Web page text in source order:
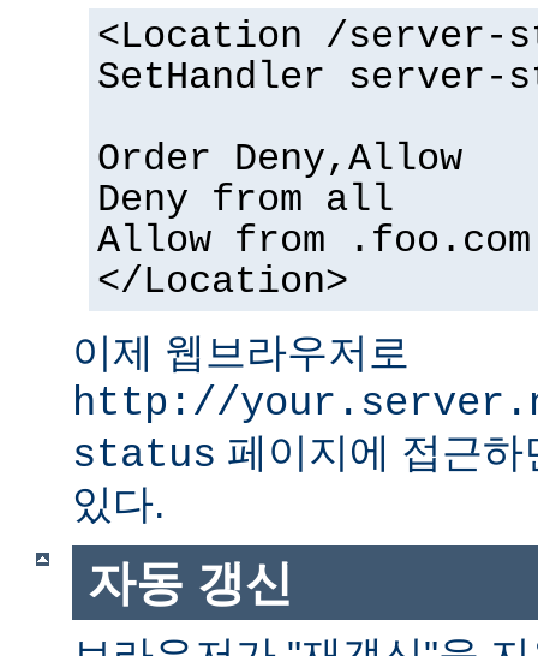
<Location /server-
SetHandler server-
Order Deny,Allow
Deny from all
Allow from .foo.com
</Location>
이제 웹브라우저로
http://
status 페이지에 접근
있다.
자동 갱신